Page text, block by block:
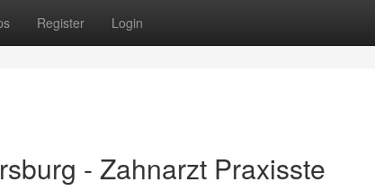
Register Login
- Zahnarzt Praxisste